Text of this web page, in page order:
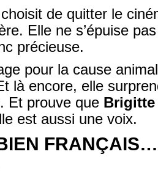
de quitter le
Elle ne s’épuise
précieuse.
pour la cause
là encore, elle
Et prouve que
est aussi une voix.